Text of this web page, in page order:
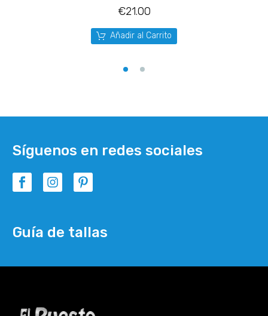
€21.00
Añadir al Carrito
Síguenos en redes sociales
Guía de tallas